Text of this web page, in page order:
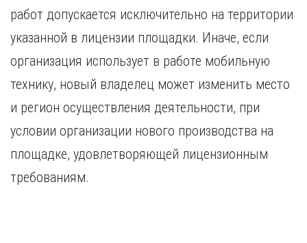
работ допускается исключительно на территории
указанной в лицензии площадки. Иначе, если
организация использует в работе мобильную
технику, новый владелец может изменить место
и регион осуществления деятельности, при
условии организации нового производства на
площадке, удовлетворяющей лицензионным
требованиям.